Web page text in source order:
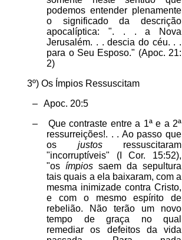
podemos entender plenamente
o significado da descrição
apocalíptica: ". . . a Nova
Jerusalém. . . descia do céu. . .
para o Seu Esposo." (Apoc. 21:
2)
3º) Os Ímpios Ressuscitam
–
Apoc. 20:5
–
Que contraste entre a 1ª e a 2ª
ressurreições!. . . Ao passo que
os justosressuscitaram
"incorruptíveis" (I Cor. 15:52),
"os ímpios saem da sepultura
tais quais a ela baixaram, com a
mesma inimizade contra Cristo,
e com o mesmo espírito de
rebelião. Não terão um novo
tempo de graça no qual
remediar os defeitos da vida